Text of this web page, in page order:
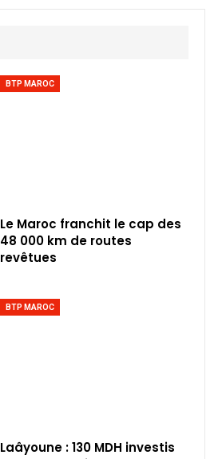
BTP MAROC
Le Maroc franchit le cap des
48 000 km de routes
revêtues
BTP MAROC
Laâyoune : 130 MDH investis